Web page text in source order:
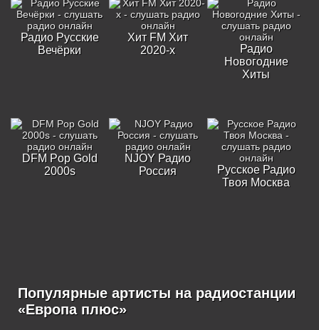
Радио Русские
Вечёрки
Хит FM Хит
2020-х
Радио
Новогодние
Хиты
DFM Pop Gold
2000s
NJOY Радио
Россия
Русское Радио
Твоя Москва
Популярные артисты на радиостанции
«Европа плюс»